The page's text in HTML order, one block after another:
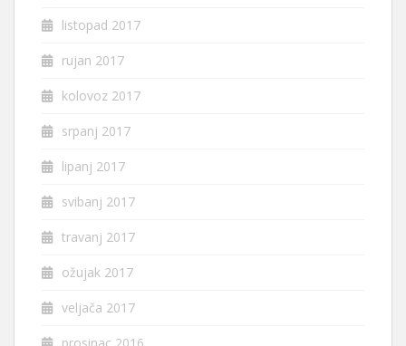
listopad 2017
rujan 2017
kolovoz 2017
srpanj 2017
lipanj 2017
svibanj 2017
travanj 2017
ožujak 2017
veljača 2017